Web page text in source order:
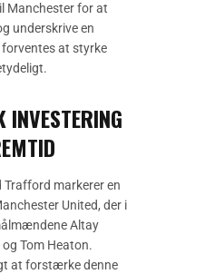
Manchester for at
underskrive en
at styrke
INVESTERING
Trafford markerer en
United, der i
Altay
Tom Heaton.
at forstærke denne